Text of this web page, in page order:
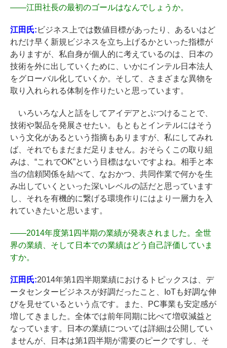
――江田社長の最初のゴールはなんでしょうか。
江田氏: ビジネス上では数値目標があったり、あるいはど
れだけ早く新規ビジネスを立ち上げるかといった指標が
ありますが、私自身が個人的に考えているのは、日本の
技術を外に出していくために、いかにインテル日本法人
をグローバル化していくか。そして、さまざまな異物を
取り入れられる体制を作りたいと思っています。
いろいろな人と話をしてアイデアとぶつけることで、
技術や製品を発展させたい。もともとインテルにはそう
いう文化があるという指摘もありますが、私にしてみれ
ば、それでもまだまだ足りません。おそらくこの取り組
みは、“これでOK”という目標はないですよね。相手と本
当の信頼関係を結べて、なおかつ、共同作業で何かを生
み出していくといった深いレベルの話だと思っています
し、それを有機的に繋げる環境作りにはより一層力を入
れていきたいと思います。
――2014年度第1四半期の業績が発表されました。全世
界の業績、そして日本での業績はどう自己評価していま
すか。
江田氏:2014年第1四半期業績におけるトピックスは、デ
ータセンタービジネスが好調だったこと、IoTも好調な伸
びを見せているという点です。また、PC事業も安定感が
増してきました。全体では前年同期に比べて増収減益と
なっています。日本の業績については詳細は公開してい
ませんが、日本は第1四半期が需要のピークですし、そ